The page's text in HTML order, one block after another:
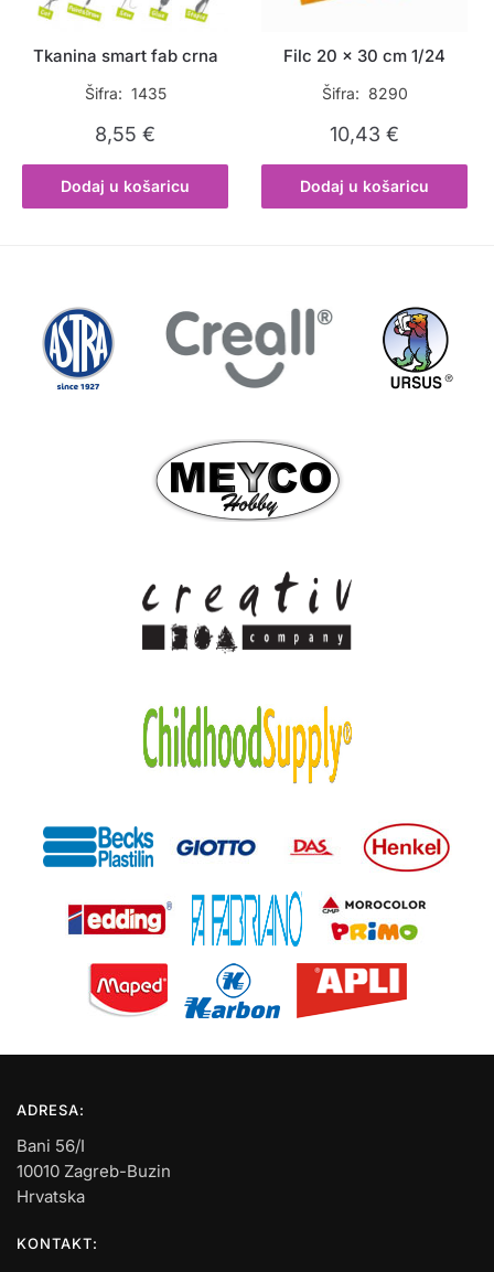
Tkanina smart fab crna
Šifra: 1435
8,55€
Dodaj u košaricu
Filc 20 x 30 cm 1/24
Šifra: 8290
10,43€
Dodaj u košaricu
ADRESA:
Bani 56/I
10010 Zagreb-Buzin
Hrvatska
KONTAKT: